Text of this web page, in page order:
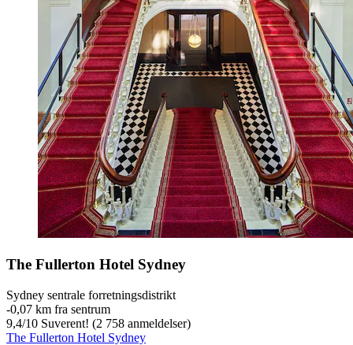
The Fullerton Hotel Sydney
Sydney sentrale forretningsdistrikt
‐0,07 km fra sentrum
9,4/10 Suverent! (2 758 anmeldelser)
The Fullerton Hotel Sydney